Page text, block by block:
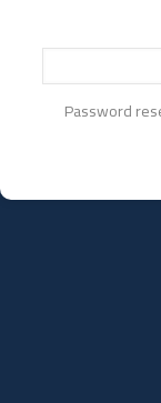
Password